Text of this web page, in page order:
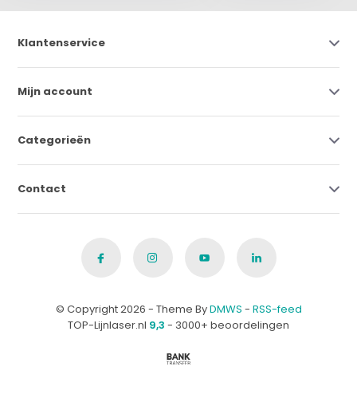
Klantenservice
Mijn account
Categorieën
Contact
© Copyright 2026 - Theme ByDMWS - RSS-feed
TOP-Lijnlaser.nl 9,3 - 3000+ beoordelingen